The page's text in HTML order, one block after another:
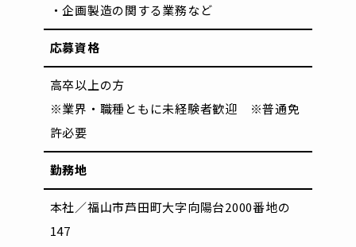
・企画製造の関する業務など
応募資格
高卒以上の方
※業界・職種ともに未経験者歓迎 ※普通免
許必要
勤務地
本社／福山市芦田町大字向陽台2000番地の
147